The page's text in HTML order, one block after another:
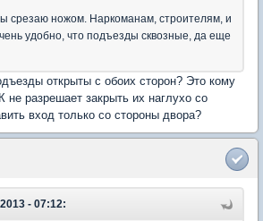
срезаю ножом. Наркоманам, строителям, и
удобно, что подъезды сквозные, да еще
открыты с обоих сторон? Это кому
разрешает закрыть их наглухо со
вход только со стороны двора?
- 07:12: